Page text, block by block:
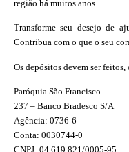
região há muitos anos.
Transforme seu desejo de
Contribua com o que o seu
Os depósitos devem ser feitos,
Paróquia São Francisco
237 – Banco Bradesco S/A
Agência: 0736-6
Conta: 0030744-0
CNPJ: 04.619.821/0005-95